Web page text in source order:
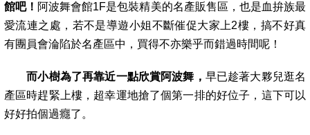
館吧！ 阿波舞會館1F是包裝精美的名產販售區，也是血拚族最
愛流連之處，若不是導遊小姐不斷催促大家上2樓，搞不好真
有團員會淪陷於名產區中，買得不亦樂乎而錯過時間呢！
而小樹為了再靠近一點欣賞阿波舞， 早已趁著大夥兒逛名
產區時趕緊上樓，超幸運地搶了個第一排的好位子，這下可以
好好拍個過癮了。